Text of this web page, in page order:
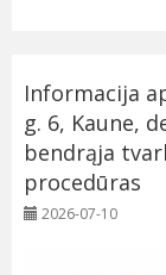
Informacija
g. 6, Kaune,
bendrąja
procedūras
2026-07-10